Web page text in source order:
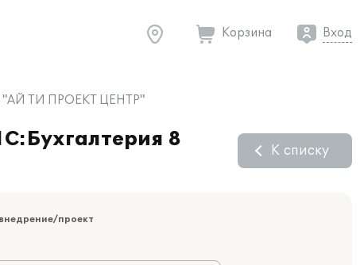
Корзина Вход
"АЙ ТИ ПРОЕКТ ЦЕНТР"
8
К списку
проект